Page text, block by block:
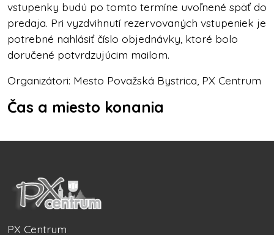
vstupenky budú po tomto termíne uvoľnené späť do
predaja. Pri vyzdvihnutí rezervovaných vstupeniek je
potrebné nahlásiť číslo objednávky, ktoré bolo
doručené potvrdzujúcim mailom.
Organizátori: Mesto Považská Bystrica, PX Centrum
Čas a miesto konania
PX Centrum